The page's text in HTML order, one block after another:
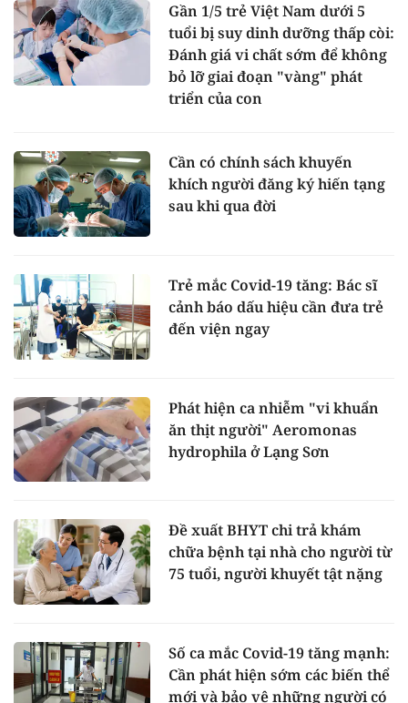
Gần 1/5 trẻ Việt Nam dưới 5
tuổi bị suy dinh dưỡng thấp còi:
Đánh giá vi chất sớm để không
bỏ lỡ giai đoạn "vàng" phát
triển của con
Cần có chính sách khuyến
khích người đăng ký hiến tạng
sau khi qua đời
Trẻ mắc Covid-19 tăng: Bác sĩ
cảnh báo dấu hiệu cần đưa trẻ
đến viện ngay
Phát hiện ca nhiễm "vi khuẩn
ăn thịt người" Aeromonas
hydrophila ở Lạng Sơn
Đề xuất BHYT chi trả khám
chữa bệnh tại nhà cho người từ
75 tuổi, người khuyết tật nặng
Số ca mắc Covid-19 tăng mạnh:
Cần phát hiện sớm các biến thể
mới và bảo vệ những người có